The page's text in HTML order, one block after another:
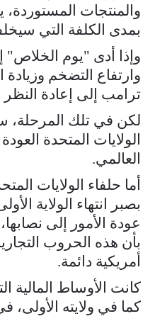
والمنتجات المستوردة،
بمدى الكلفة التي
وإذا أدى "يوم
وارتفاع التضخم وزيادة
ترامب إلى إعادة
لكن في تلك
الولايات المتحدة
العالمي.
أما حلفاء الولايات
بصبر انتهاء الولاية
عودة الأمور إلى
بأن هذه الحروب
أمريكية دائمة.
كانت الأوساط المالية
كما في ولايته الأولى،